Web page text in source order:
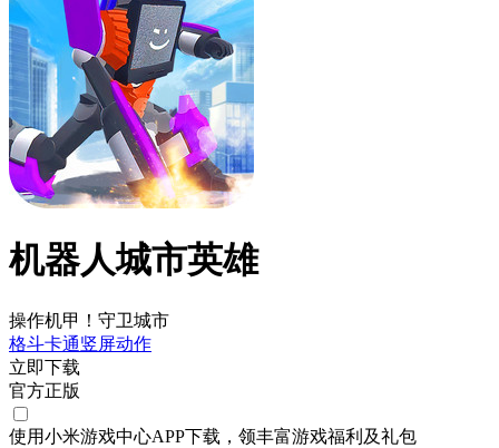
机器人城市英雄
操作机甲！守卫城市
格斗卡通竖屏动作
立即下载
官方正版
使用小米游戏中心APP下载 ，领丰富游戏福利 及礼包